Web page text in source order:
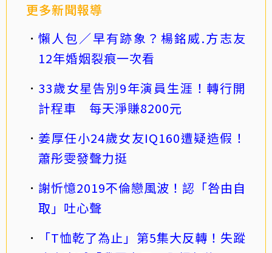
更多新聞報導
懶人包／早有跡象？楊銘威.方志友
12年婚姻裂痕一次看
33歲女星告別9年演員生涯！轉行開
計程車 每天淨賺8200元
姜厚任小24歲女友IQ160遭疑造假！
蕭彤雯發聲力挺
謝忻憶2019不倫戀風波！認「咎由自
取」吐心聲
「T恤乾了為止」第5集大反轉！失蹤